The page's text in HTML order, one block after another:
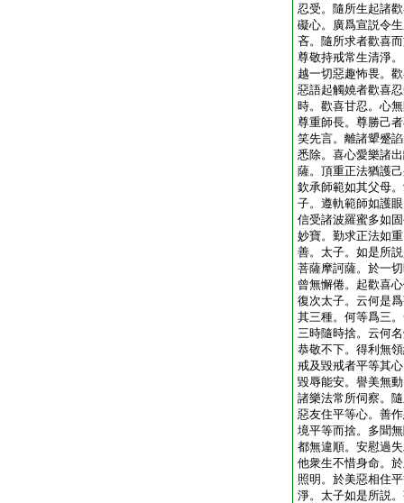
忍受。隨所生起諸
礙心。廣爲宣説令
吝。隨所求者歡喜
尊敬持戒常生清淨
越一切惡趣怖畏。
惡語起觸嬈者歡喜
時。歡喜甘忍。心
尊重師長。尊勝己
笑先言。離諸顰蹙
悉除。喜心愛樂諸
薩。頂重正法猶護
欽承師範如其父母
子。遵軌範師如護
信受諸波羅蜜多如
妙寶。勤求正法如
善。太子。如是所
菩薩摩訶薩。於一
曾無懈倦。起歡喜
復次太子。云何是
其三種。何等爲三
三時隨時捨。云何
恭敬不下。得利無
戒及毀戒者平等其
毀辱能安。譽美無
諸樂法常所伺察。
惡友住平等心。善
境平等而捨。多聞
都無違順。安慰過
他衆生不惜身命。
照明。於美惡相住
淨。太子如是所説